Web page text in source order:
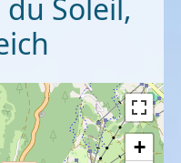
du Soleil,
+